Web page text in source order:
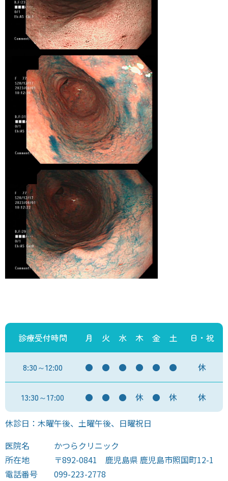
診療受付時間 月 火 水 木 金 土 日・祝
8:30～12:00 ● ● ● ● ● ● 休
13:30～17:00 ● ● ● 休 ● 休 休
休診日：木曜午後、土曜午後、日曜祝日
医院名
かつらクリニック
所在地
〒892-0841 鹿児島県 鹿児島市照国町12-1
電話番号
099-223-2778